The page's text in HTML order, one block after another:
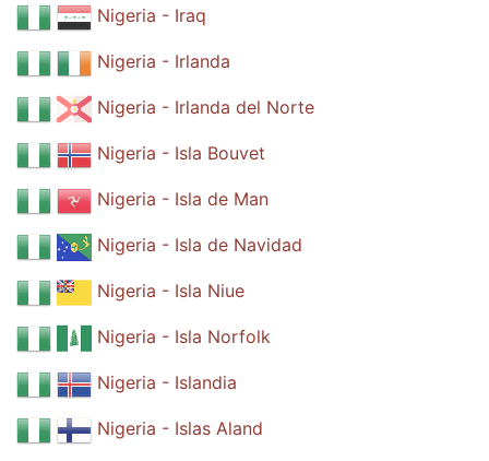
Nigeria - Iraq
Nigeria - Irlanda
Nigeria - Irlanda del Norte
Nigeria - Isla Bouvet
Nigeria - Isla de Man
Nigeria - Isla de Navidad
Nigeria - Isla Niue
Nigeria - Isla Norfolk
Nigeria - Islandia
Nigeria - Islas Aland